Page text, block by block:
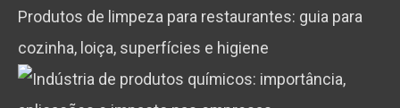
Produtos de limpeza para restaurantes: guia para
cozinha, loiça, superfícies e higiene